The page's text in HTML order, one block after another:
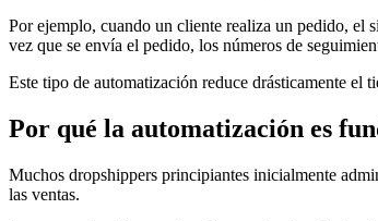
Por ejemplo, cuando un cliente realiza un pedido, el
vez que se envía el pedido, los números de
Este tipo de automatización reduce drásticamente el
Por qué la automatización es
Muchos dropshippers principiantes inicialmente
las ventas.